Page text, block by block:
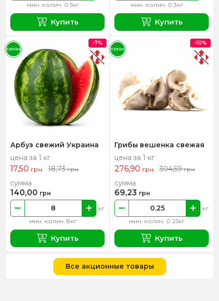
мин. колич. 0.5кг
Купить
мин. колич. 0.3кг
Купить
Арбуз свежий Украина
цена за 1 кг
17,50 грн 18,73грн
мин. колич. 8кг
кг
сумма
140,00 грн
Купить
-7%
СЕЗОН
Грибы вешенка свежая
цена за 1 кг
276,90 грн 304,59грн
мин. колич. 0.25кг
кг
сумма
69,23 грн
Купить
-10%
СЕЗОН
Все акционные товары